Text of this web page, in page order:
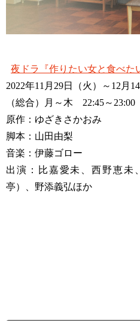
夜ドラ『作りたい女と食べた
2022年11月29日（火）～12月14
（総合）月～木 22:45～23:00
原作：ゆざきさかおみ
脚本：山田由梨
音楽：伊藤ゴロー
出演：比嘉愛未、西野恵未
亭）、野添義弘ほか